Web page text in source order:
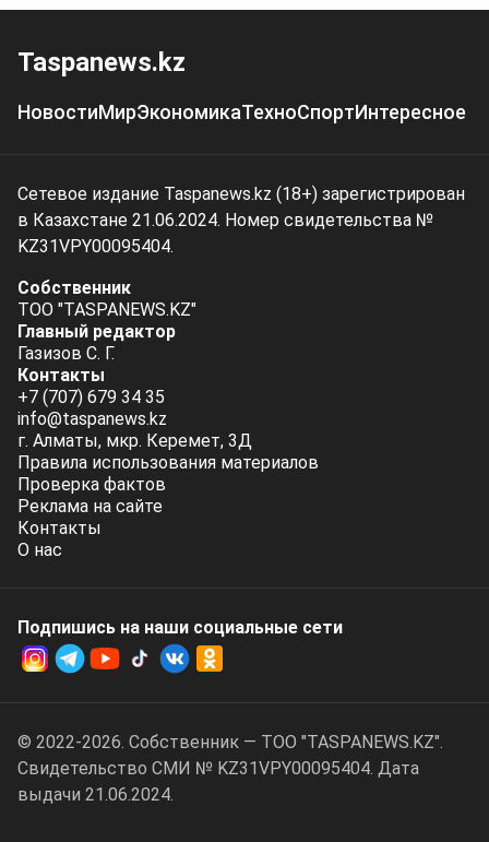
Taspanews.kz
НовостиМирЭкономикаТехноСпортИнтересное
Сетевое издание Taspanews.kz (18+) зарегистрирован
в Казахстане 21.06.2024. Номер свидетельства №
KZ31VPY00095404.
Собственник
ТОО "TASPANEWS.KZ"
Главный редактор
Газизов С. Г.
Контакты
+7 (707) 679 34 35
info@taspanews.kz
г. Алматы, мкр. Керемет, 3Д
Правила использования материалов
Проверка фактов
Реклама на сайте
Контакты
О нас
Подпишись на наши социальные cети
© 2022-2026. Собственник — ТОО "TASPANEWS.KZ".
Cвидетельство СМИ № KZ31VPY00095404. Дата
выдачи 21.06.2024.